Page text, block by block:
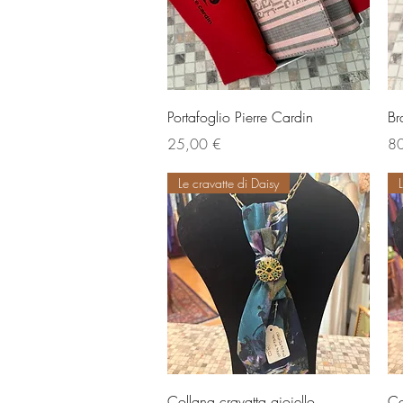
Vista rapida
Portafoglio Pierre Cardin
Prezzo
25,00 €
Vista rapida
Le cravatte di Daisy